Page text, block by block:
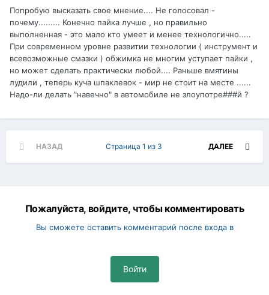
Попробую высказать свое мнение.... Не голосовал -
почему......... Конечно пайка лучше , но правильно
выполненная - это мало кто умеет и менее технологично.....
При современном уровне развитии технологии ( инструмент и
всевозможные смазки ) обжимка не многим уступает пайки ,
но может сделать практически любой.... Раньше вмятины
лудили , теперь куча шпаклевок - мир не стоит на месте ......
Надо-ли делать "навечно" в автомобиле не злоупотре###й ?
НАЗАД ДАЛЕЕ
Страница 1 из 3
Пожалуйста, войдите, чтобы комментировать
Вы сможете оставить комментарий после входа в
Войти